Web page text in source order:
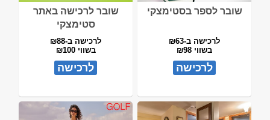
שובר לספר בסטימצקי
לרכישה ב-₪63
בשווי ₪98
לרכישה
שובר לרכישה באתר
סטימצקי
לרכישה ב-₪88
בשווי ₪100
לרכישה